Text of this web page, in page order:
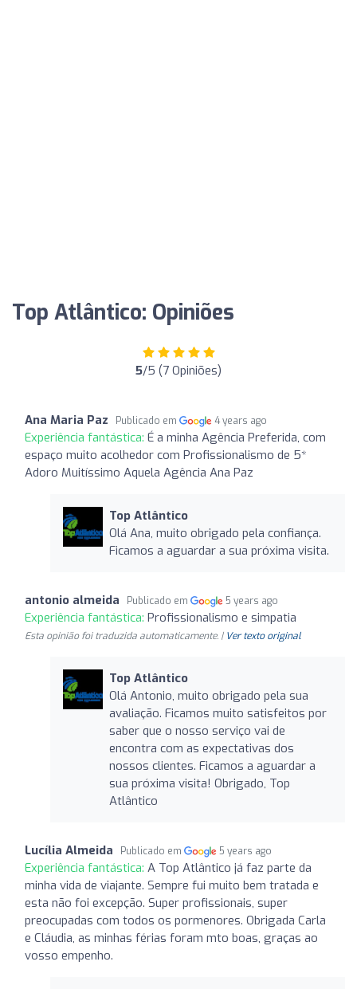
Top Atlântico: Opiniões
5/5 (7 Opiniões)
Ana Maria Paz Publicado em 4 years ago
Experiência fantástica: É a minha Agência Preferida, com
espaço muito acolhedor com Profissionalismo de 5*
Adoro Muitíssimo Aquela Agência Ana Paz
Top Atlântico
Olá Ana, muito obrigado pela confiança.
Ficamos a aguardar a sua próxima visita.
antonio almeida Publicado em 5 years ago
Experiência fantástica: Profissionalismo e simpatia
Esta opinião foi traduzida automaticamente. | Ver texto original
Top Atlântico
Olá Antonio, muito obrigado pela sua
avaliação. Ficamos muito satisfeitos por
saber que o nosso serviço vai de
encontra com as expectativas dos
nossos clientes. Ficamos a aguardar a
sua próxima visita! Obrigado, Top
Atlântico
Lucília Almeida Publicado em 5 years ago
Experiência fantástica: A Top Atlântico já faz parte da
minha vida de viajante. Sempre fui muito bem tratada e
esta não foi excepção. Super profissionais, super
preocupadas com todos os pormenores. Obrigada Carla
e Cláudia, as minhas férias foram mto boas, graças ao
vosso empenho.